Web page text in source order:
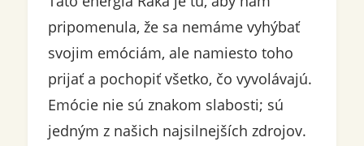
pripomenula, že sa nemáme vyhýbať
svojim emóciám, ale namiesto toho
prijať a pochopiť všetko, čo vyvolávajú.
Emócie nie sú znakom slabosti; sú
jedným z našich najsilnejších zdrojov.